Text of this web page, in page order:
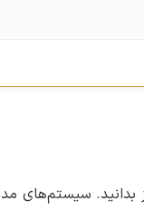
بدانید. سیستم‌های